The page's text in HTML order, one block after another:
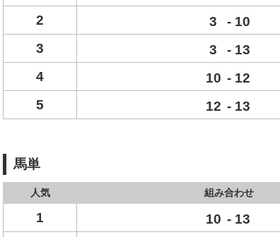
2
3 - 10
3
3 - 13
4
10 - 12
5
12 - 13
馬単
人気 組み合わせ
1 10 - 13